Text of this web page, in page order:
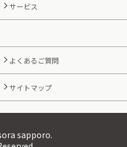
サービス
よくあるご質問
サイトマップ
sapporo.